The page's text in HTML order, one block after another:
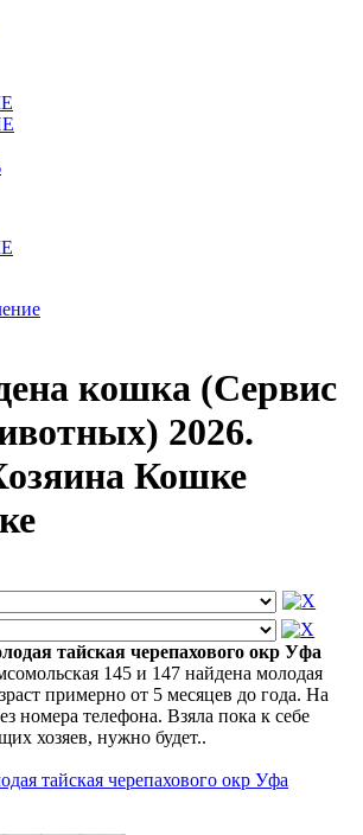
кошка (Сервис
2026.
Кошке
тайская черепахового окр Уфа
145 и 147 найдена молодая
примерно от 5 месяцев до года. На
номера телефона. Взяла пока к себе
хозяев, нужно будет..
тайская черепахового окр Уфа